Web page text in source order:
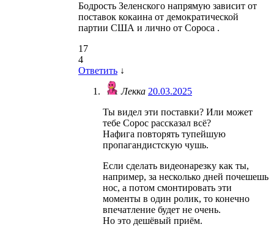
Бодрость Зеленского напрямую зависит от
поставок кокаина от демократической
партии США и лично от Сороса .
17
4
Ответить ↓
Лекка 20.03.2025
Ты видел эти поставки? Или может
тебе Сорос рассказал всё?
Нафига повторять тупейшую
пропагандистскую чушь.
Если сделать видеонарезку как ты,
например, за несколько дней почешешь
нос, а потом смонтировать эти
моменты в один ролик, то конечно
впечатление будет не очень.
Но это дешёвый приём.